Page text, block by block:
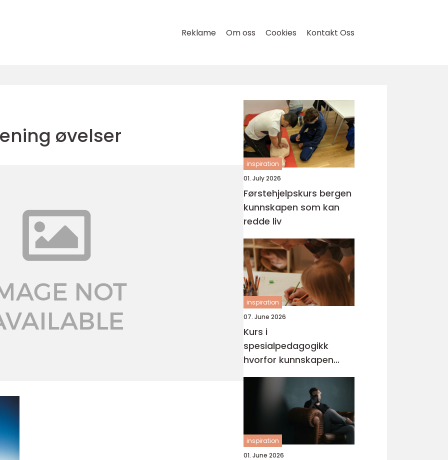
Reklame Om oss Cookies Kontakt Oss
øvelser
inspiration
01. July 2026
Førstehjelpskurs bergen
kunnskapen som kan
redde liv
inspiration
07. June 2026
Kurs i
spesialpedagogikk
hvorfor kunnskapen
trengs mer enn noen
inspiration
01. June 2026